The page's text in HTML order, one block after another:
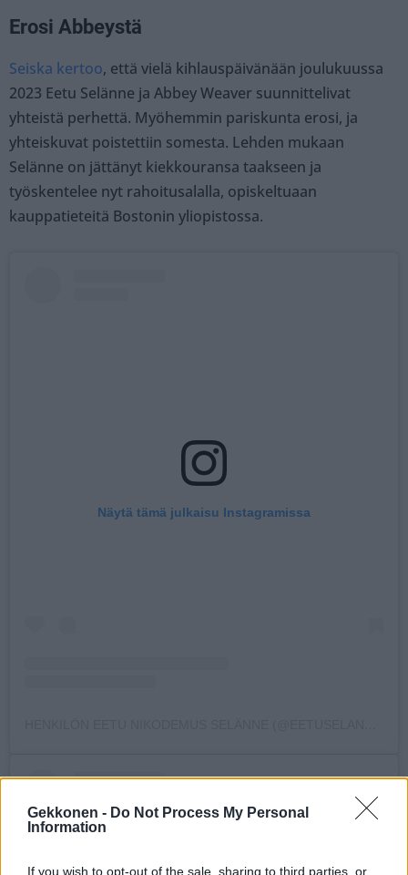
Gekkonen - Do Not Process My Personal
Information
If you wish to opt-out of the sale, sharing to third parties, or
Erosi Abbeystä
Seiska kertoo, että vielä kihlauspäivänään joulukuussa
2023 Eetu Selänne ja Abbey Weaver suunnittelivat
yhteistä perhettä. Myöhemmin pariskunta erosi, ja
yhteiskuvat poistettiin somesta. Lehden mukaan
Selänne on jättänyt kiekkouransa taakseen ja
työskentelee nyt rahoitusalalla, opiskeltuaan
kauppatieteitä Bostonin yliopistossa.
Näytä tämä julkaisu Instagramissa